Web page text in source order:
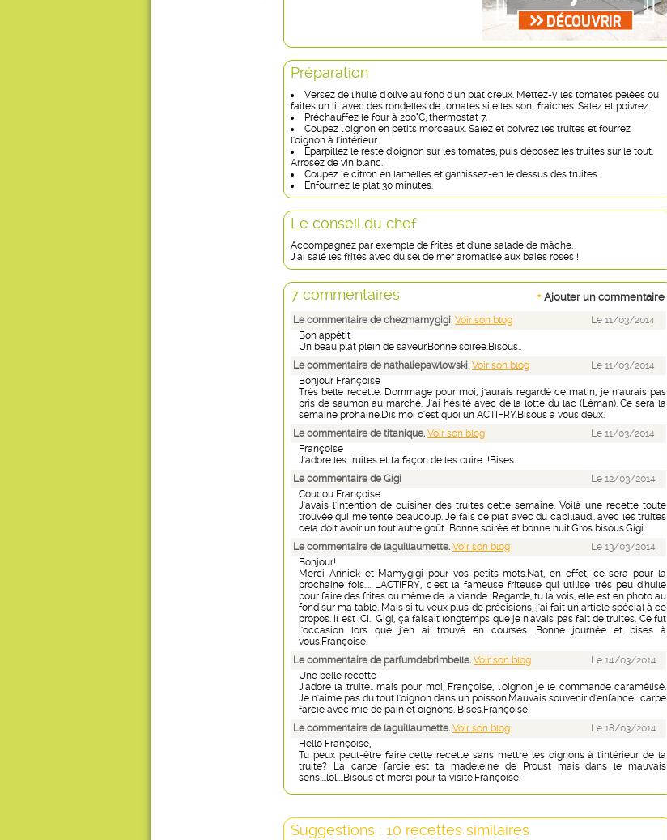
Préparation
Versez de l'huile d'olive au fond d'un plat creux. Mettez-y les tomates pelées ou
faites un lit avec des rondelles de tomates si elles sont fraîches. Salez et poivrez.
Préchauffez le four à 200°C, thermostat 7.
Coupez l'oignon en petits morceaux. Salez et poivrez les truites et fourrez
l'oignon à l'intérieur.
Éparpillez le reste d'oignon sur les tomates, puis déposez les truites sur le tout.
Arrosez de vin blanc.
Coupez le citron en lamelles et garnissez-en le dessus des truites.
Enfournez le plat 30 minutes.
Le conseil du chef
Accompagnez par exemple de frites et d'une salade de mâche.
J'ai salé les frites avec du sel de mer aromatisé aux baies roses !
+ Ajouter un commentaire
7 commentaires
Le commentaire de chezmamygigi. Voir son blog
Le 11/03/2014
Bon appétit
Un beau plat plein de saveur.Bonne soirée.Bisous..
Le commentaire de nathaliepawlowski. Voir son blog
Le 11/03/2014
Bonjour Françoise
Très belle recette. Dommage pour moi, j'aurais regardé ce matin, je n'aurais pas
pris de saumon au marché. J'ai hésité avec de la lotte du lac (Léman). Ce sera la
semaine prohaine.Dis moi c'est quoi un ACTIFRY.Bisous à vous deux.
Le commentaire de titanique. Voir son blog
Le 11/03/2014
Françoise
J'adore les truites et ta façon de les cuire !!Bises.
Le commentaire de Gigi
Le 12/03/2014
Coucou Françoise
J'avais l'intention de cuisiner des truites cette semaine. Voilà une recette toute
trouvée qui me tente beaucoup. Je fais ce plat avec du cabillaud.. avec les truites
cela doit avoir un tout autre goût...Bonne soirée et bonne nuit.Gros bisous.Gigi.
Le commentaire de laguillaumette. Voir son blog
Le 13/03/2014
Bonjour!
Merci Annick et Mamygigi pour vos petits mots.Nat, en effet, ce sera pour la
prochaine fois.... L'ACTIFRY, c'est la fameuse friteuse qui utilise très peu d'huile
pour faire des frites ou même de la viande. Regarde, tu la vois, elle est en photo au
fond sur ma table. Mais si tu veux plus de précisions, j'ai fait un article spécial à ce
propos. Il est ICI. Gigi, ça faisait longtemps que je n'avais pas fait de truites. Ce fut
l'occasion lors que j'en ai trouvé en courses. Bonne journée et bises à
vous.Françoise.
Le commentaire de parfumdebrimbelle. Voir son blog
Le 14/03/2014
Une belle recette
J'adore la truite.. mais pour moi, Françoise, l'oignon je le commande caramélisé.
Je n'aime pas du tout l'oignon dans un poisson.Mauvais souvenir d'enfance : carpe
farcie avec mie de pain et oignons. Bises.Françoise.
Le commentaire de laguillaumette. Voir son blog
Le 18/03/2014
Hello Françoise,
Tu peux peut-être faire cette recette sans mettre les oignons à l'intérieur de la
truite? La carpe farcie est ta madeleine de Proust mais dans le mauvais
sens....lol....Bisous et merci pour ta visite.Françoise.
Suggestions : 10 recettes similaires